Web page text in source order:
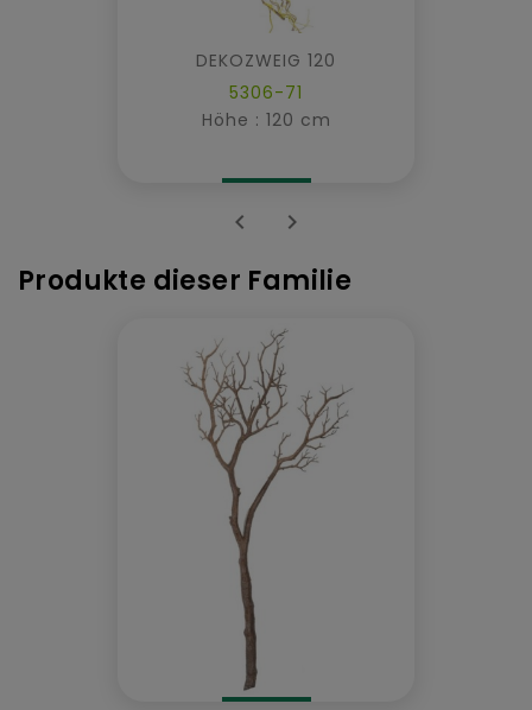
DEKOZWEIG 120
5306-71
Höhe : 120 cm
 
Produkte dieser Familie